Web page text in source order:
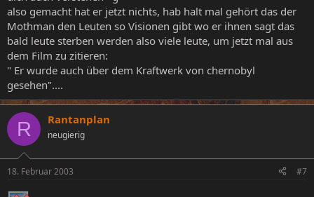
also gemacht hat er jetzt nichts, hab halt mal gehört das der
Mothman den Leuten so Visionen gibt wo er ihnen sagt das
bald leute sterben werden also viele leute, um jetzt mal aus
dem Film zu zitieren:
" Er wurde auch über dem Kraftwerk von chernobyl
gesehen"....
R Rantanplan
neugierig
18. Februar 2003 #7